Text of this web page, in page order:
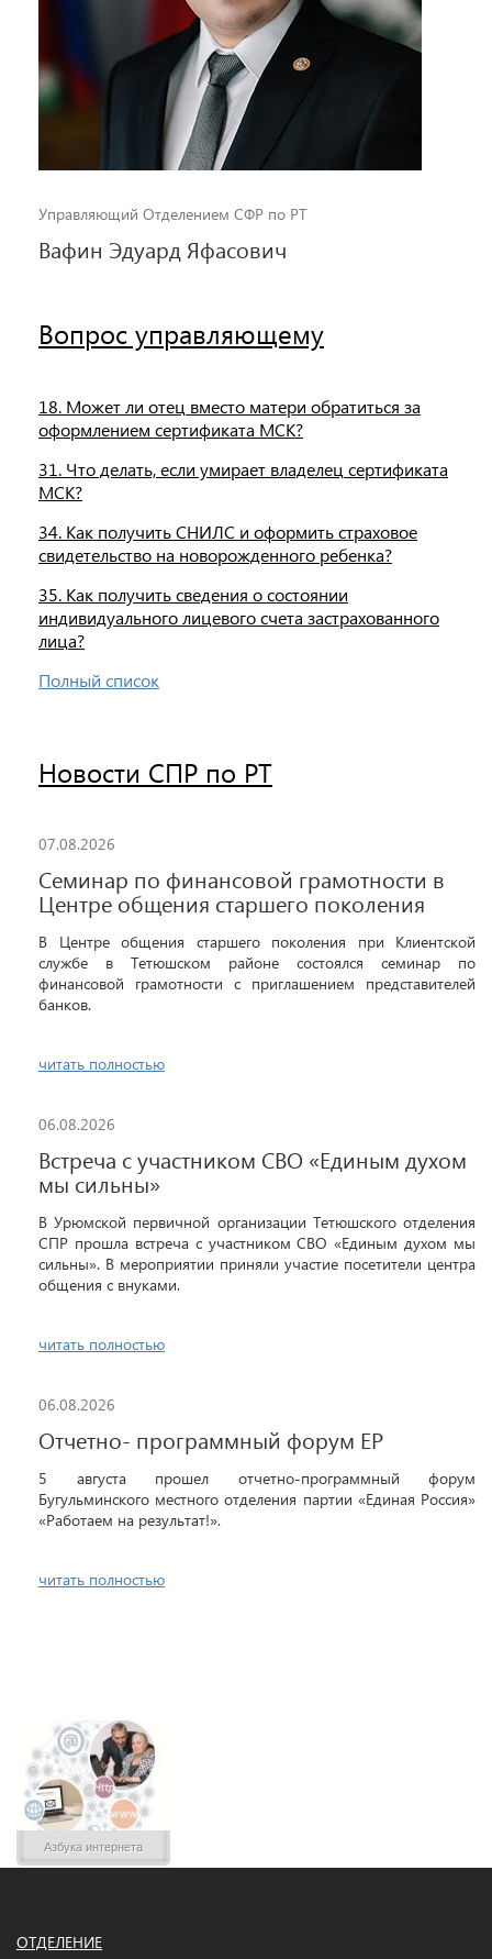
Управляющий Отделением СФР по РТ
Вафин Эдуард Яфасович
Вопрос управляющему
18. Может ли отец вместо матери обратиться за
оформлением сертификата МСК?
31. Что делать, если умирает владелец сертификата
МСК?
34. Как получить СНИЛС и оформить страховое
свидетельство на новорожденного ребенка?
35. Как получить сведения о состоянии
индивидуального лицевого счета застрахованного
лица?
Полный список
Новости СПР по РТ
07.08.2026
Семинар по финансовой грамотности в
Центре общения старшего поколения
В Центре общения старшего поколения при Клиентской
службе в Тетюшском районе состоялся семинар по
финансовой грамотности с приглашением представителей
банков.
читать полностью
06.08.2026
Встреча с участником СВО «Единым духом
мы сильны»
В Урюмской первичной организации Тетюшского отделения
СПР прошла встреча с участником СВО «Единым духом мы
сильны». В мероприятии приняли участие посетители центра
общения с внуками.
читать полностью
06.08.2026
Отчетно- программный форум ЕР
5 августа прошел отчетно-программный форум
Бугульминского местного отделения партии «Единая Россия»
«Работаем на результат!».
читать полностью
Азбука интернета
ОТДЕЛЕНИЕ